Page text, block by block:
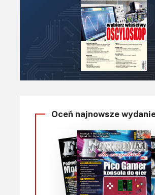
Oceń najnowsze